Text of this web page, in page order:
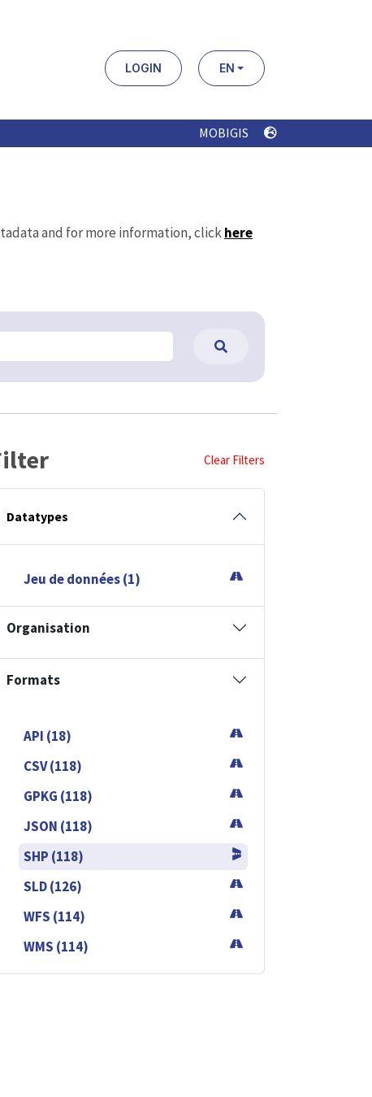
LOGIN EN
MOBIGIS
and for more information, clickhere
Clear Filters
Datatypes
Jeu de données (1)
Organisation
Formats
API (18)
CSV (118)
GPKG (118)
JSON (118)
SHP (118)
SLD (126)
WFS (114)
WMS (114)